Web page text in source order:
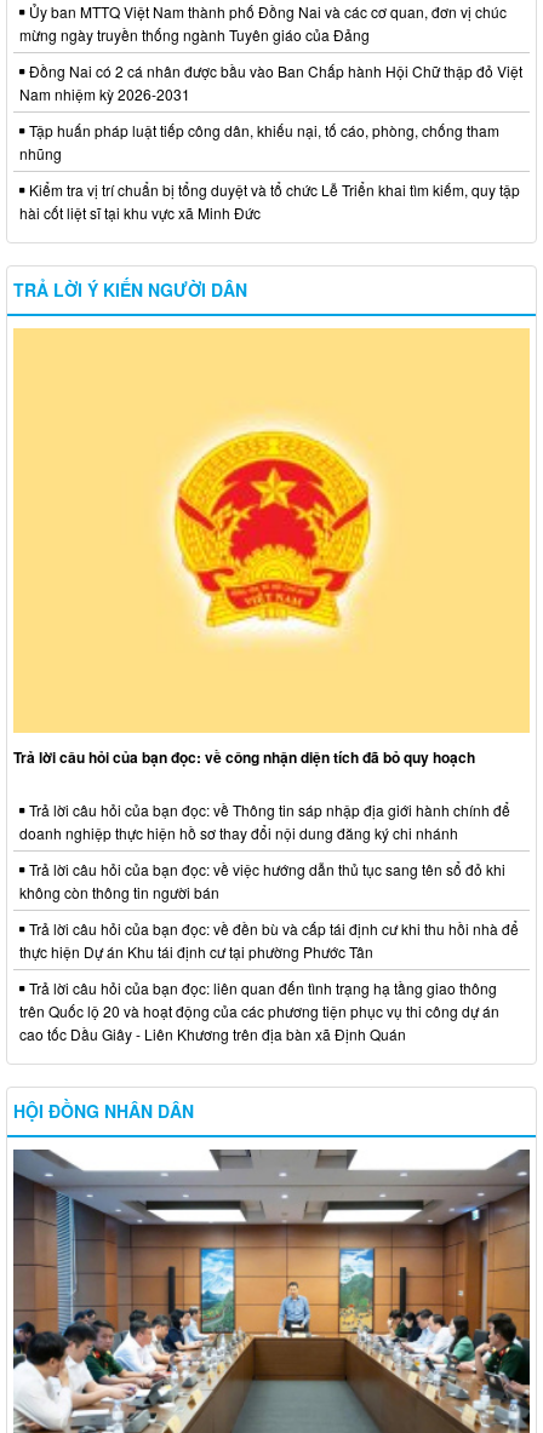
Ủy ban MTTQ Việt Nam thành phố Đồng Nai và các cơ quan, đơn vị chúc
mừng ngày truyền thống ngành Tuyên giáo của Đảng
Đồng Nai có 2 cá nhân được bầu vào Ban Chấp hành Hội Chữ thập đỏ Việt
Nam nhiệm kỳ 2026-2031
Tập huấn pháp luật tiếp công dân, khiếu nại, tố cáo, phòng, chống tham
nhũng
Kiểm tra vị trí chuẩn bị tổng duyệt và tổ chức Lễ Triển khai tìm kiếm, quy tập
hài cốt liệt sĩ tại khu vực xã Minh Đức
TRẢ LỜI Ý KIẾN NGƯỜI DÂN
Trả lời câu hỏi của bạn đọc: về công nhận diện tích đã bỏ quy hoạch
Trả lời câu hỏi của bạn đọc: về Thông tin sáp nhập địa giới hành chính để
doanh nghiệp thực hiện hồ sơ thay đổi nội dung đăng ký chi nhánh
Trả lời câu hỏi của bạn đọc: về việc hướng dẫn thủ tục sang tên sổ đỏ khi
không còn thông tin người bán
Trả lời câu hỏi của bạn đọc: về đền bù và cấp tái định cư khi thu hồi nhà để
thực hiện Dự án Khu tái định cư tại phường Phước Tân
Trả lời câu hỏi của bạn đọc: liên quan đến tình trạng hạ tầng giao thông
trên Quốc lộ 20 và hoạt động của các phương tiện phục vụ thi công dự án
cao tốc Dầu Giây - Liên Khương trên địa bàn xã Định Quán
HỘI ĐỒNG NHÂN DÂN